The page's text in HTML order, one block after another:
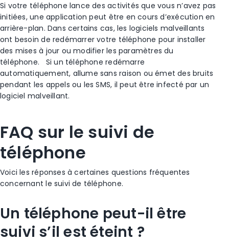
Si votre téléphone lance des activités que vous n’avez pas
initiées, une application peut être en cours d’exécution en
arrière-plan. Dans certains cas, les logiciels malveillants
ont besoin de redémarrer votre téléphone pour installer
des mises à jour ou modifier les paramètres du
téléphone.
Si un téléphone redémarre
automatiquement, allume sans raison ou émet des bruits
pendant les appels ou les SMS, il peut être infecté par un
logiciel malveillant.
FAQ sur le suivi de
téléphone
Voici les réponses à certaines questions fréquentes
concernant le suivi de téléphone.
Un téléphone peut-il être
suivi s’il est éteint ?